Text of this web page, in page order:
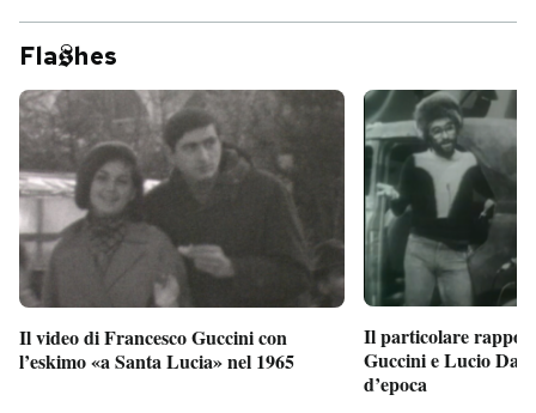
Fla hes
Il video di Francesco Guccini con
l’eskimo «a Santa Lucia» nel 1965
Il particolare
Guccini e Lucio
d’epoca